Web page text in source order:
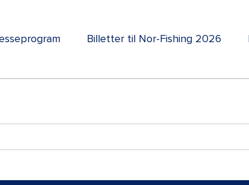
Billetter til Nor-Fishing 2026